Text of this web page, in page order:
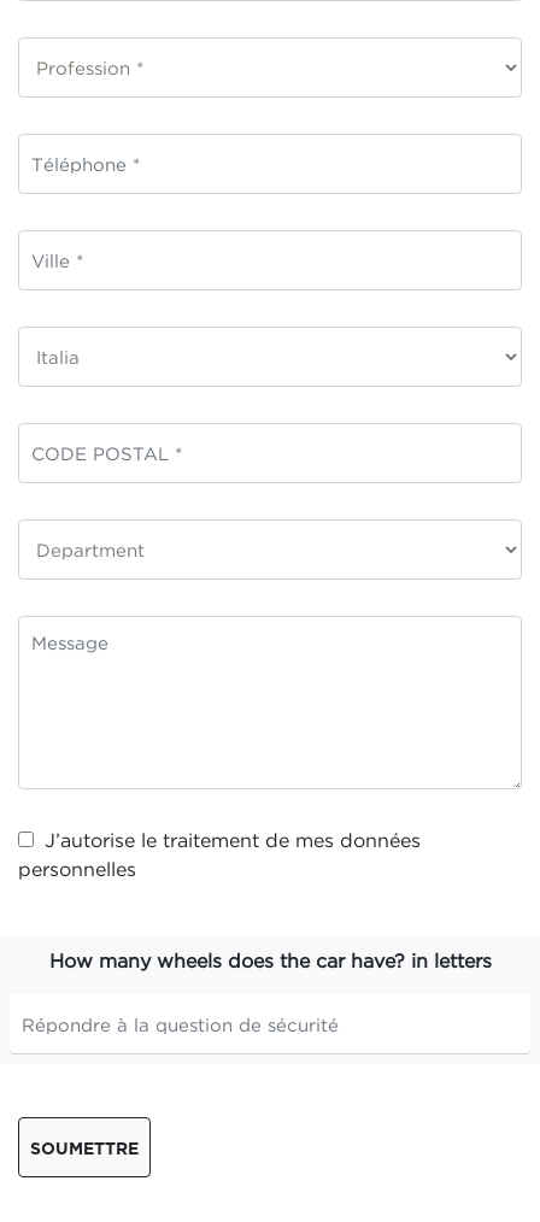
J’autorise le traitement de mes données
personnelles
How many wheels does the car have? in letters
SOUMETTRE